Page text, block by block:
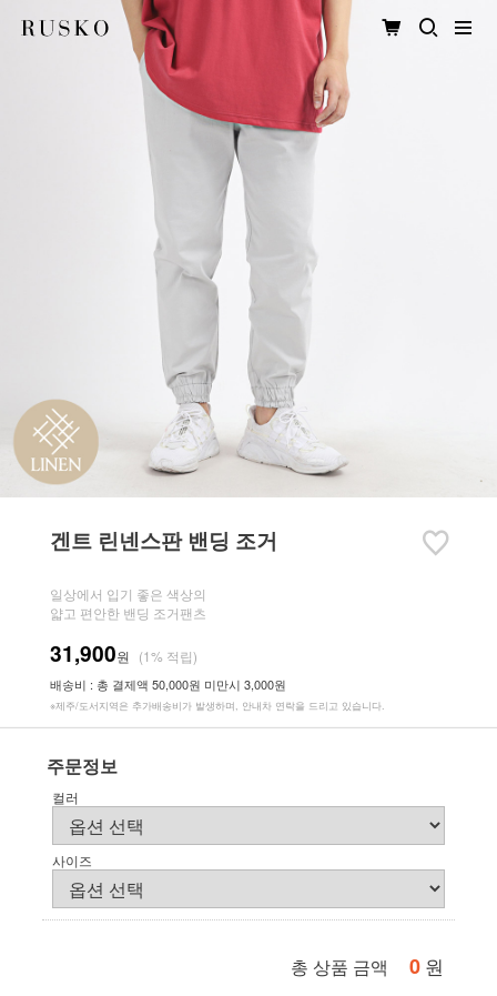
겐트 린넨스판 밴딩 조거
일상에서 입기 좋은 색상의
얇고 편안한 밴딩 조거팬츠
31,900원 (1% 적립)
배송비 : 총 결제액 50,000원 미만시 3,000원
※제주/도서지역은 추가배송비가 발생하며, 안내차 연락을 드리고 있습니다.
주문정보
컬러
사이즈
총 상품 금액 0 원